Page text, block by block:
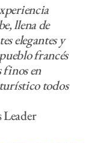
llena de
elegantes y
francés
finos en
todos
Leader